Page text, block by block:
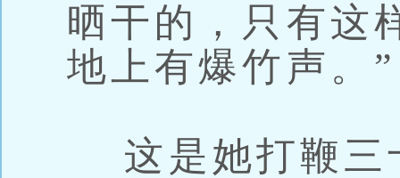
晒干的，只有这
地上有爆竹声。”
这是她打鞭三